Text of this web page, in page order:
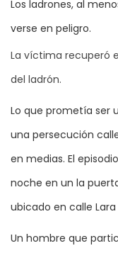
Los ladrones, al
verse en peligro.
La víctima recuperó
del ladrón.
Lo que prometía ser
una persecución
en medias. El
noche en un la
ubicado en calle
Un hombre que